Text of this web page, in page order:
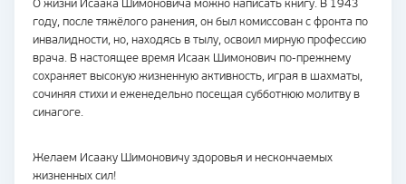
О жизни Исаака Шимоновича можно написать книгу. В 1943
году, после тяжёлого ранения, он был комиссован с фронта по
инвалидности, но, находясь в тылу, освоил мирную профессию
врача. В настоящее время Исаак Шимонович по-прежнему
сохраняет высокую жизненную активность, играя в шахматы,
сочиняя стихи и еженедельно посещая субботнюю молитву в
синагоге.
Желаем Исааку Шимоновичу здоровья и нескончаемых
жизненных сил!